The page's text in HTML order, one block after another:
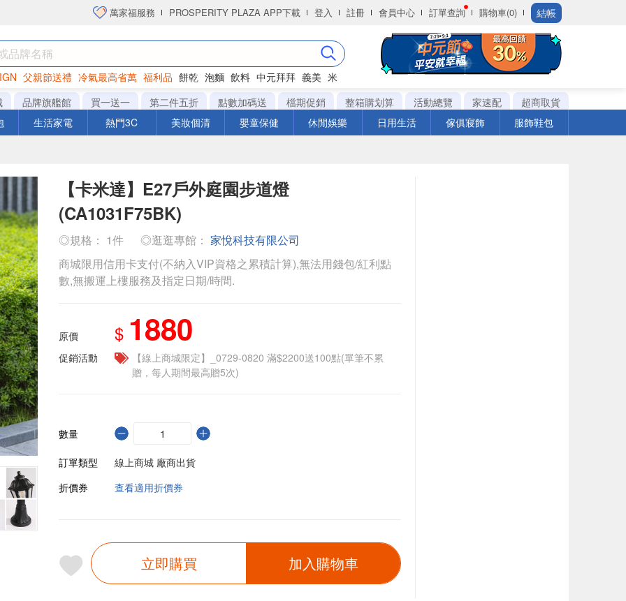
萬家福服務 PROSPERITY PLAZA APP下載 登入 註冊 會員中心 訂單查詢 購物車(0) 結帳
父親節送禮 冷氣最高省萬 福利品 餅乾 泡麵 飲料 中元拜拜 義美 米
衛生紙
品牌旗艦館 買一送一 第二件五折 點數加碼送 檔期促銷 整箱購划算 活動總覽 家速配
超商取貨
生活家電 熱門3C 美妝個清 嬰童保健 休閒娛樂 日用生活 傢俱寢飾 服飾鞋包
【卡米達】E27戶外庭園步道燈
(CA1031F75BK)
◎規格： 1件 ◎逛逛專館： 家悅科技有限公司
商城限用信用卡支付(不納入VIP資格之累積計算),無法用錢包/紅利點
數,無搬運上樓服務及指定日期/時間.
原價 $ 1880
促銷活動
【線上商城限定】_0729-0820 滿$2200送100點(單筆不累
贈，每人期間最高贈5次)
數量
訂單類型
線上商城 廠商出貨
折價券
查看適用折價券
立即購買 加入購物車